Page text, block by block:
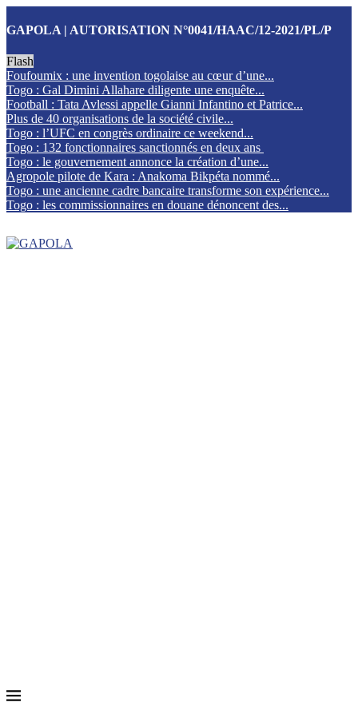
GAPOLA | AUTORISATION N°0041/HAAC/12-2021/PL/P
Flash
Foufoumix : une invention togolaise au cœur d’une...
Togo : Gal Dimini Allahare diligente une enquête...
Football : Tata Avlessi appelle Gianni Infantino et Patrice...
Plus de 40 organisations de la société civile...
Togo : l’UFC en congrès ordinaire ce weekend...
Togo : 132 fonctionnaires sanctionnés en deux ans
Togo : le gouvernement annonce la création d’une...
Agropole pilote de Kara : Anakoma Bikpéta nommé...
Togo : une ancienne cadre bancaire transforme son expérience...
Togo : les commissionnaires en douane dénoncent des...